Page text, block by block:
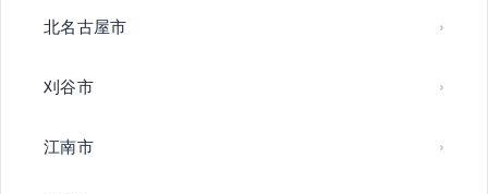
北名古屋市
刈谷市
江南市